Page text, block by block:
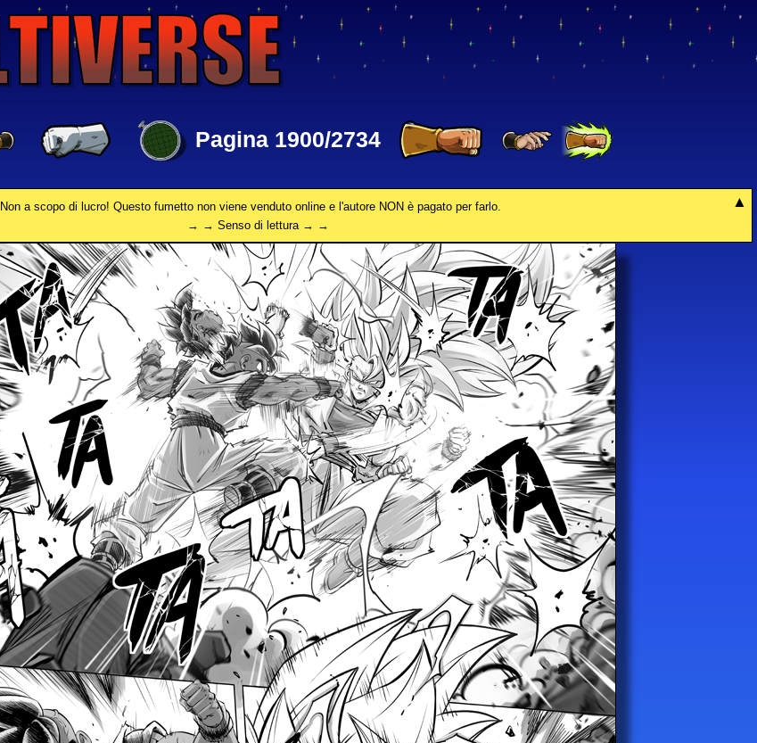
Pagina 1900/2734
Non a scopo di lucro! Questo fumetto non viene venduto online e l'autore NON è pagato per farlo.
→ → Senso di lettura → →